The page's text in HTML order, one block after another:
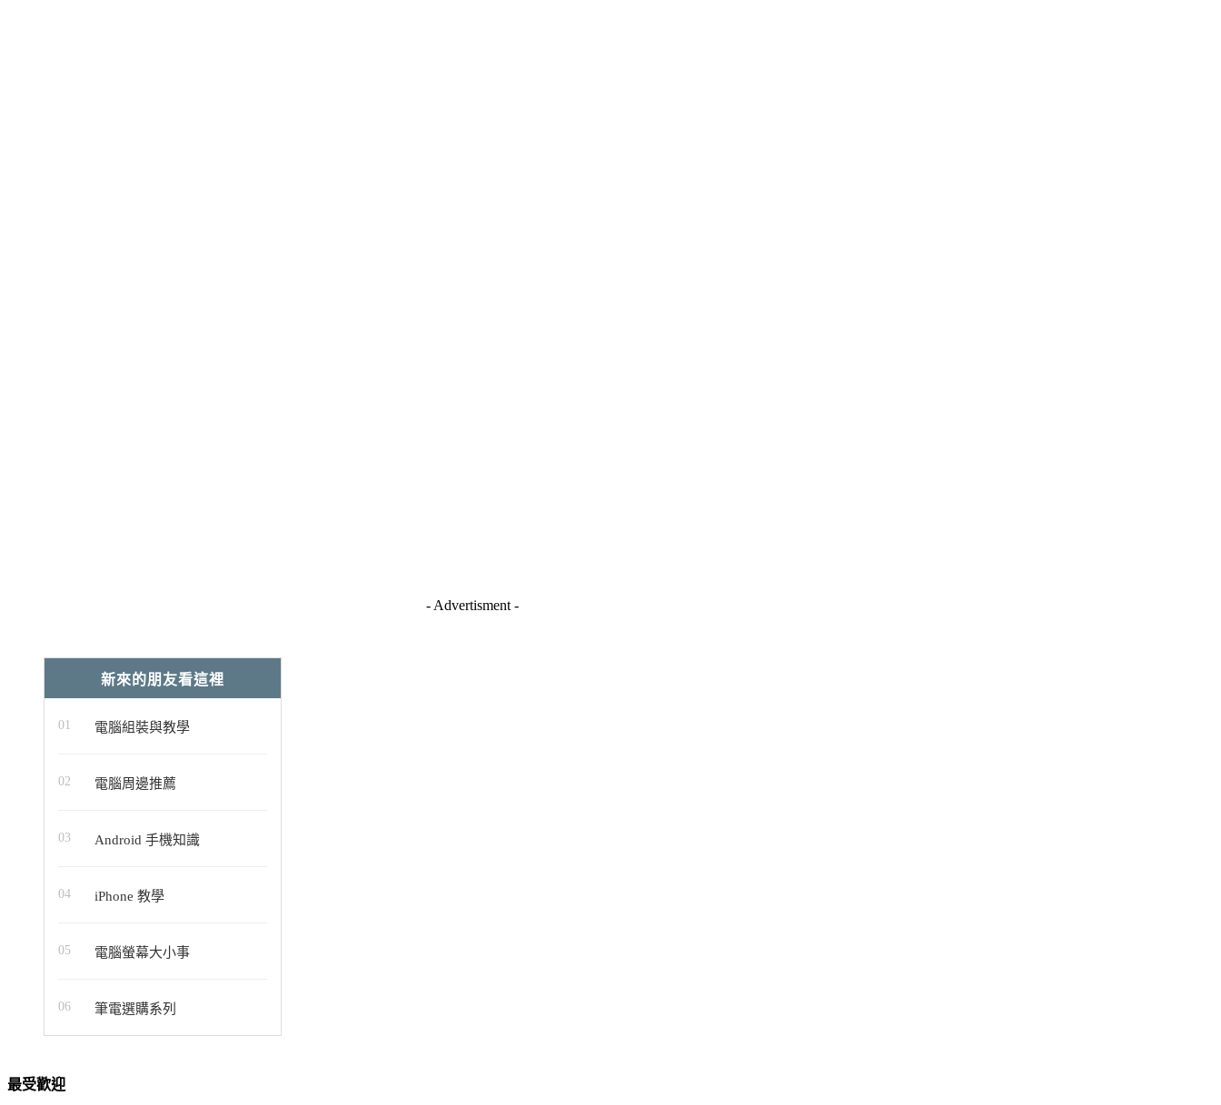
- Advertisment -
新來的朋友看這裡
01 電腦組裝與教學
02 電腦周邊推薦
03 Android 手機知識
04 iPhone 教學
05 電腦螢幕大小事
06 筆電選購系列
最受歡迎